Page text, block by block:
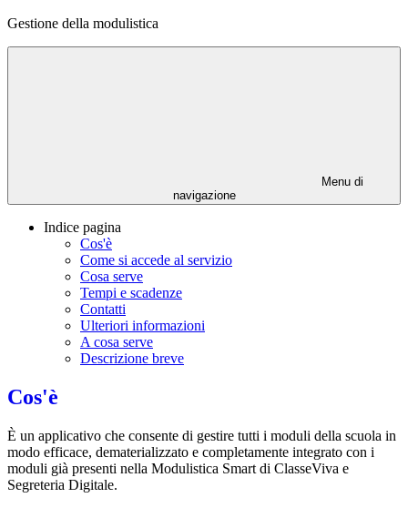
Gestione della modulistica
Menu di
navigazione
Indice pagina
Cos'è
Come si accede al servizio
Cosa serve
Tempi e scadenze
Contatti
Ulteriori informazioni
A cosa serve
Descrizione breve
Cos'è
È un applicativo che consente di gestire tutti i moduli della scuola in
modo efficace, dematerializzato e completamente integrato con i
moduli già presenti nella Modulistica Smart di ClasseViva e
Segreteria Digitale.